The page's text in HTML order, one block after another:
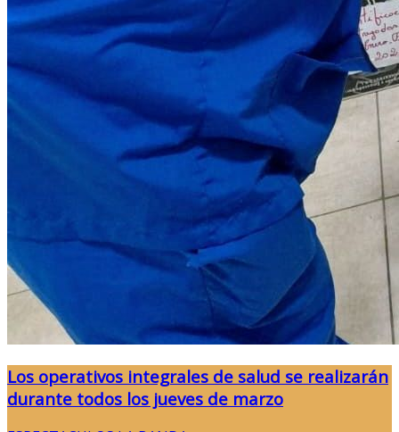
Los operativos integrales de salud se realizarán
durante todos los jueves de marzo